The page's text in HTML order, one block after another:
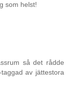
som helst!
så det rådde
av jättestora